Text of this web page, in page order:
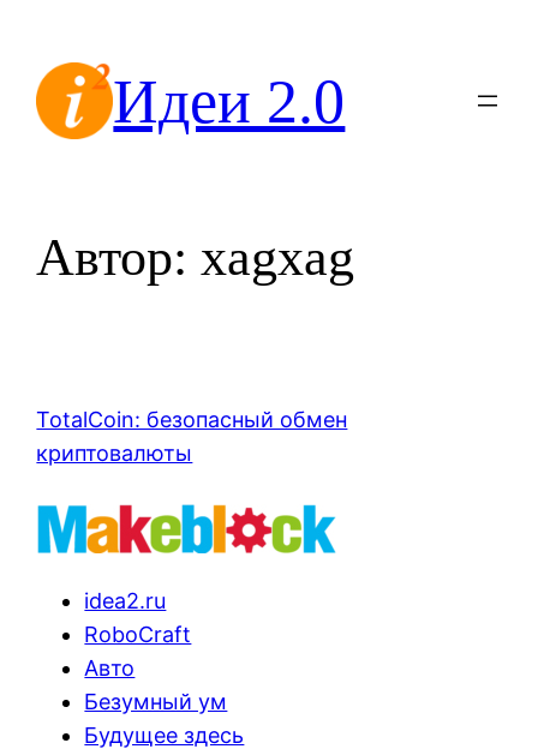
содержимомуИдеи 2.0
Автор:xagxag
TotalCoin: безопасный обмен
криптовалюты
idea2.ru
RoboCraft
Авто
Безумный ум
Будущее здесь